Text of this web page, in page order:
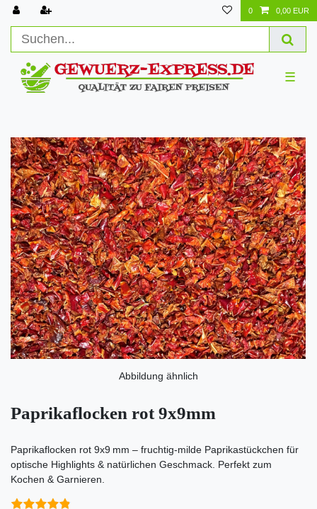
0 0,00 EUR
☰
Abbildung ähnlich
Paprikaflocken rot 9x9mm
Paprikaflocken rot 9x9 mm – fruchtig-milde Paprikastückchen für
optische Highlights & natürlichen Geschmack. Perfekt zum
Kochen & Garnieren.